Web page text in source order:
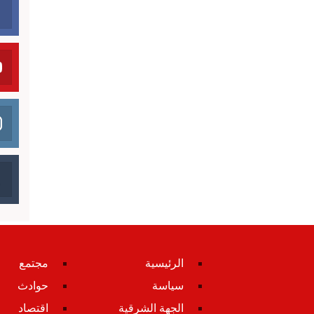
الرئيسية
سياسة
الجهة الشرقية
مجتمع
حوادث
اقتصاد